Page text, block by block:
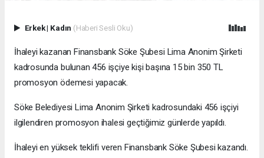
Erkek| Kadın (Haberi Sesli Oku)
İhaleyi kazanan Finansbank Söke Şubesi Lima Anonim Şirketi
kadrosunda bulunan 456 işçiye kişi başına 15 bin 350 TL
promosyon ödemesi yapacak.
Söke Belediyesi Lima Anonim Şirketi kadrosundaki 456 işçiyi
ilgilendiren promosyon ihalesi geçtiğimiz günlerde yapıldı.
İhaleyi en yüksek teklifi veren Finansbank Söke Şubesi kazandı.